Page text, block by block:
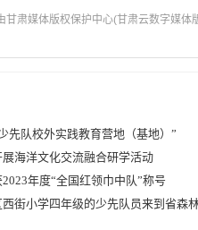
甘肃媒体版权保护中心(甘肃云数字媒
先队校外实践教育营地（基地）”
海洋文化交流融合研学活动
年度“全国红领巾中队”称号
西街小学四年级的少先队员来到省森